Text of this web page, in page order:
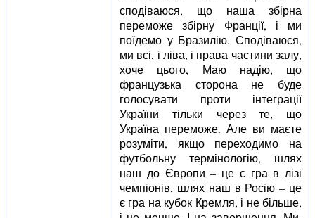
сподіваюся, що наша збірна
переможе збірну Франції, і ми
поїдемо у Бразилію. Сподіваюся,
ми всі, і ліва, і права частини залу,
хоче цього, Маю надію, що
французька сторона не буде
голосувати проти інтеграції
України тільки через те, що
Україна переможе. Але ви маєте
розуміти, якщо переходимо на
футбольну термінологію, шлях
наш до Європи – це є гра в лізі
чемпіонів, шлях наш в Росію – це
є гра на кубок Кремля, і не більше,